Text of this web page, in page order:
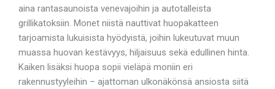
aina rantasaunoista venevajoihin ja autotalleista
grillikatoksiin. Monet niistä nauttivat huopakatteen
tarjoamista lukuisista hyödyistä, joihin lukeutuvat muun
muassa huovan kestävyys, hiljaisuus sekä edullinen hinta.
Kaiken lisäksi huopa sopii vieläpä moniin eri
rakennustyyleihin – ajattoman ulkonäkönsä ansiosta siitä